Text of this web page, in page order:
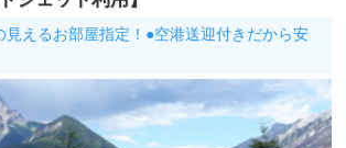
見えるお部屋指定！●空港送迎付きだから安